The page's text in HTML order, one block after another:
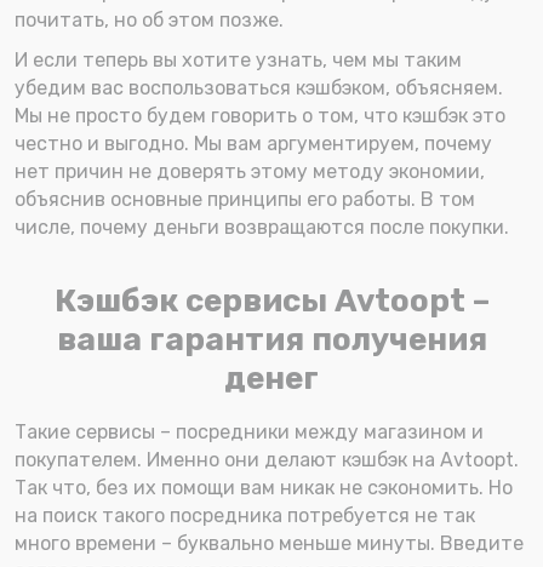
почитать, но об этом позже.
И если теперь вы хотите узнать, чем мы таким
убедим вас воспользоваться кэшбэком, объясняем.
Мы не просто будем говорить о том, что кэшбэк это
честно и выгодно. Мы вам аргументируем, почему
нет причин не доверять этому методу экономии,
объяснив основные принципы его работы. В том
числе, почему деньги возвращаются после покупки.
Кэшбэк сервисы Avtoopt –
ваша гарантия получения
денег
Такие сервисы – посредники между магазином и
покупателем. Именно они делают кэшбэк на Avtoopt.
Так что, без их помощи вам никак не сэкономить. Но
на поиск такого посредника потребуется не так
много времени – буквально меньше минуты. Введите